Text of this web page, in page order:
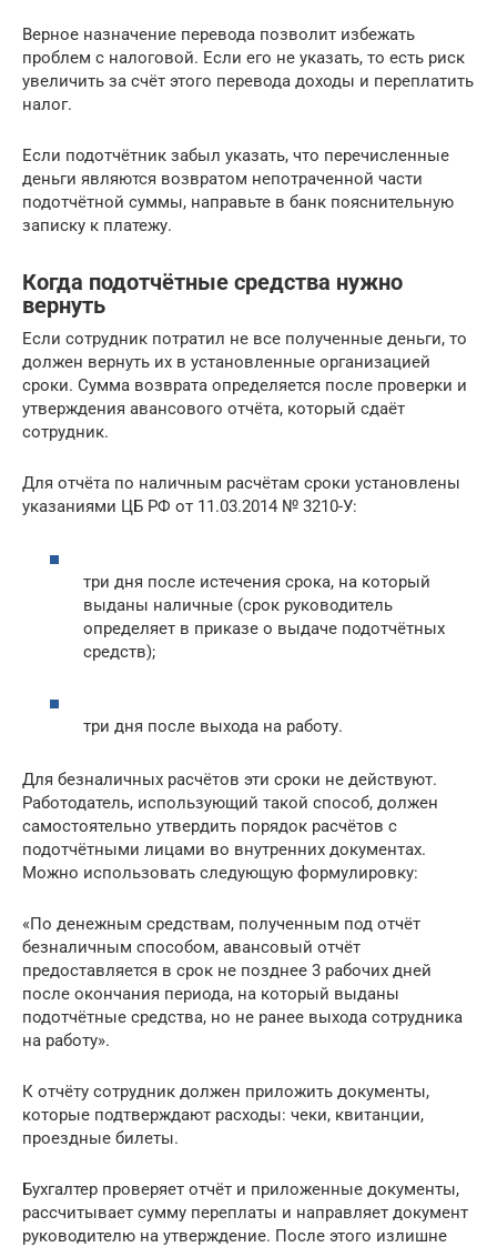
Верное назначение перевода позволит избежать
проблем с налоговой. Если его не указать, то есть риск
увеличить за счёт этого перевода доходы и переплатить
налог.
Если подотчётник забыл указать, что перечисленные
деньги являются возвратом непотраченной части
подотчётной суммы, направьте в банк пояснительную
записку к платежу.
Когда подотчётные средства нужно
вернуть
Если сотрудник потратил не все полученные деньги, то
должен вернуть их в установленные организацией
сроки. Сумма возврата определяется после проверки и
утверждения авансового отчёта, который сдаёт
сотрудник.
Для отчёта по наличным расчётам сроки установлены
указаниями ЦБ РФ от 11.03.2014 № 3210-У:
три дня после истечения срока, на который
выданы наличные (срок руководитель
определяет в приказе о выдаче подотчётных
средств);
три дня после выхода на работу.
Для безналичных расчётов эти сроки не действуют.
Работодатель, использующий такой способ, должен
самостоятельно утвердить порядок расчётов с
подотчётными лицами во внутренних документах.
Можно использовать следующую формулировку:
«По денежным средствам, полученным под отчёт
безналичным способом, авансовый отчёт
предоставляется в срок не позднее 3 рабочих дней
после окончания периода, на который выданы
подотчётные средства, но не ранее выхода сотрудника
на работу».
К отчёту сотрудник должен приложить документы,
которые подтверждают расходы: чеки, квитанции,
проездные билеты.
Бухгалтер проверяет отчёт и приложенные документы,
рассчитывает сумму переплаты и направляет документ
руководителю на утверждение. После этого излишне